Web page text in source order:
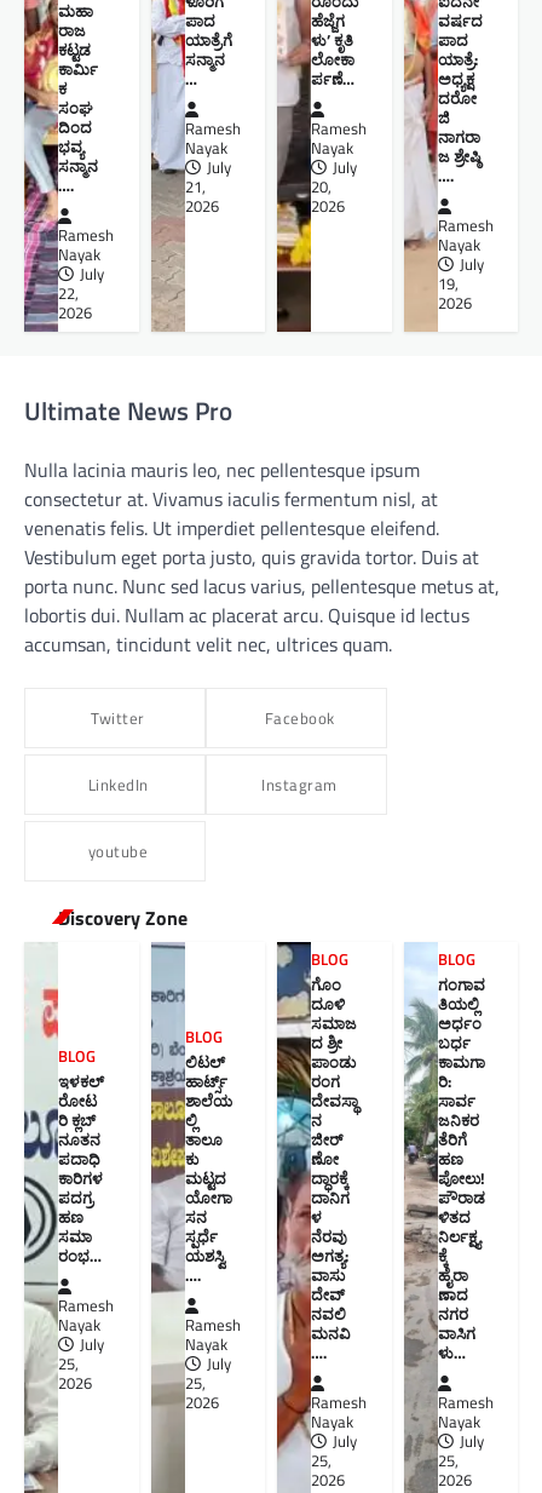
ಮಹಾ
ರಾಜ
ಕಟ್ಟಡ
ಕಾರ್ಮಿ
ಕ
ಸಂಘ
ದಿಂದ
ಭವ್ಯ
ಸನ್ಮಾನ
….
Ramesh
Nayak
July
22,
2026
ಪಾದ
ಯಾತ್ರೆಗೆ
ಸನ್ಮಾನ
…
Ramesh
Nayak
July
21,
2026
ಹೆಜ್ಜೆಗ
ಳು’ ಕೃತಿ
ಲೋಕಾ
ರ್ಪಣೆ…
Ramesh
Nayak
July
20,
2026
ವರ್ಷದ
ಪಾದ
ಯಾತ್ರೆ:
ಅಧ್ಯಕ್ಷ
ದರೋ
ಜಿ
ನಾಗರಾ
ಜ ಶ್ರೇಷ್ಠಿ ​
….
Ramesh
Nayak
July
19,
2026
Ultimate News Pro
Nulla lacinia mauris leo, nec pellentesque ipsum
consectetur at. Vivamus iaculis fermentum nisl, at
venenatis felis. Ut imperdiet pellentesque eleifend.
Vestibulum eget porta justo, quis gravida tortor. Duis at
porta nunc. Nunc sed lacus varius, pellentesque metus at,
lobortis dui. Nullam ac placerat arcu. Quisque id lectus
accumsan, tincidunt velit nec, ultrices quam.
Twitter Facebook
LinkedIn Instagram
youtube
Discovery Zone
BLOG
ಇಳಕಲ್
ರೋಟ
ರಿ ಕ್ಲಬ್
ನೂತನ‌
ಪದಾಧಿ
ಕಾರಿಗಳ
ಪದಗ್ರ
ಹಣ
ಸಮಾ
ರಂಭ…
Ramesh
Nayak
July
25,
2026
BLOG
ಲಿಟಲ್
ಹಾರ್ಟ್ಸ್
ಶಾಲೆಯ
ಲ್ಲಿ
ತಾಲೂ
ಕು
ಮಟ್ಟದ
ಯೋಗಾ
ಸನ
ಸ್ಪರ್ಧೆ
ಯಶಸ್ವಿ
….
Ramesh
Nayak
July
25,
2026
BLOG
ಗೊಂ
ದೂಳಿ
ಸಮಾಜ
ದ ಶ್ರೀ
ಪಾಂಡು
ರಂಗ
ದೇವಸ್ಥಾ
ನ
ಜೀರ್
ಣೋ
ದ್ಧಾರಕ್ಕೆ
ದಾನಿಗ
ಳ
ನೆರವು
ಅಗತ್ಯ:
ವಾಸು
ದೇವ್
ನವಲಿ
ಮನವಿ​
….
Ramesh
Nayak
July
25,
2026
BLOG
ಗಂಗಾವ
ತಿಯಲ್ಲಿ
ಅರ್ಧಂ
ಬರ್ಧ
ಕಾಮಗಾ
ರಿ:
ಸಾರ್ವ
ಜನಿಕರ
ತೆರಿಗೆ
ಹಣ
ಪೋಲು!
ಪೌರಾಡ
ಳಿತದ
ನಿರ್ಲಕ್ಷ್ಯ
ಕ್ಕೆ
ಹೈರಾ
ಣಾದ
ನಗರ
ವಾಸಿಗ
ಳು​…
Ramesh
Nayak
July
25,
2026